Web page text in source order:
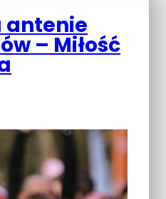
antenie
– Miłość